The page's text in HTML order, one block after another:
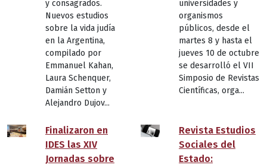
y consagrados.
Nuevos estudios
sobre la vida judía
en la Argentina,
compilado por
Emmanuel Kahan,
Laura Schenquer,
Damián Setton y
Alejandro Dujov...
universidades y
organismos
públicos, desde el
martes 8 y hasta el
jueves 10 de octubre
se desarrolló el VII
Simposio de Revistas
Científicas, orga...
Finalizaron en
IDES las XIV
Jornadas sobre
Revista Estudios
Sociales del
Estado: